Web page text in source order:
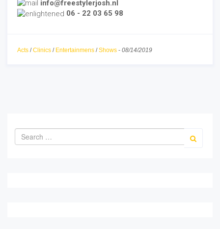
info@freestylerjosh.nl
06 - 22 03 65 98
Acts /Clinics / Entertainmens /Shows - 08/14/2019